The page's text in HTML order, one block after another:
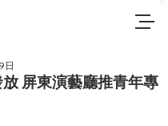
屏東演藝廳推青年專
日